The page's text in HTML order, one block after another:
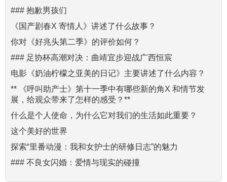
### 抱歉男孩们
《国产剧春X 寄情人》讲述了什么故事？
你对《好兆头第二季》的评价如何？
### 足协杯高潮对决：曲靖宜步迎战广西恒宸
电影《奶油柠檬之亚美的日记》主要讲述了什么内容？
** 《呼叫助产士》第十一季中有哪些新的角X 和情节发
展，给观众带来了怎样的感受？**
什么是个人使命，为什么它对我们的生活如此重要？
这个美好的世界
探索“里番动漫：我和女护士的研修日志”的魅力
### 不良女闪婚：爱情与现实的碰撞